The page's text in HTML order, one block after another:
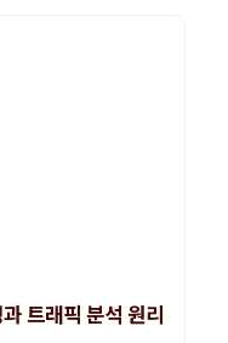
트래픽 분석 원리